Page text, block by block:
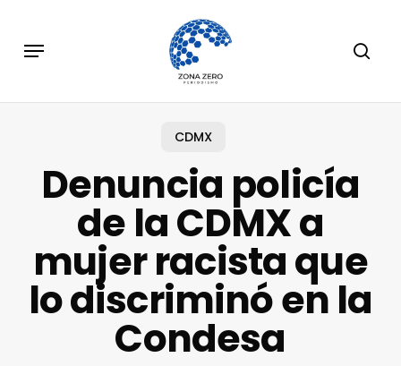
main
Menu
CDMX
Denuncia policía
de la CDMX a
mujer racista que
lo discriminó en la
Condesa